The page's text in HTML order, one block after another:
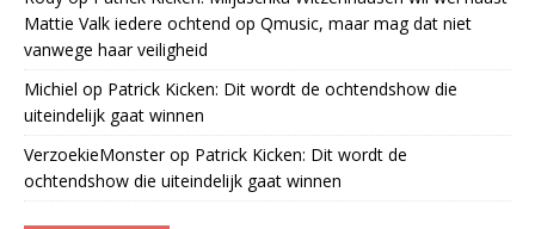
Mattie Valk iedere ochtend op Qmusic, maar mag dat niet
vanwege haar veiligheid
Michiel op Patrick Kicken: Dit wordt de ochtendshow die
uiteindelijk gaat winnen
VerzoekieMonsterop Patrick Kicken: Dit wordt de
ochtendshow die uiteindelijk gaat winnen